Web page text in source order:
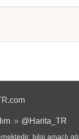
@Harita_TR
bilgi amaçlı